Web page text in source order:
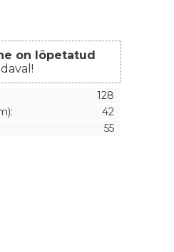
on lõpetatud
128
42
55